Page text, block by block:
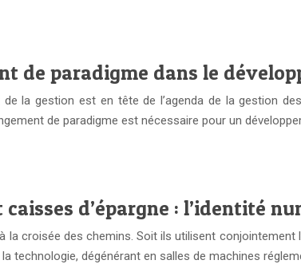
de paradigme dans le
de la gestion est en tête de l’agenda de la gestion
de paradigme est nécessaire pour un
caisses d’épargne : l’identité
la croisée des chemins. Soit ils utilisent
technologie, dégénérant en salles de machines